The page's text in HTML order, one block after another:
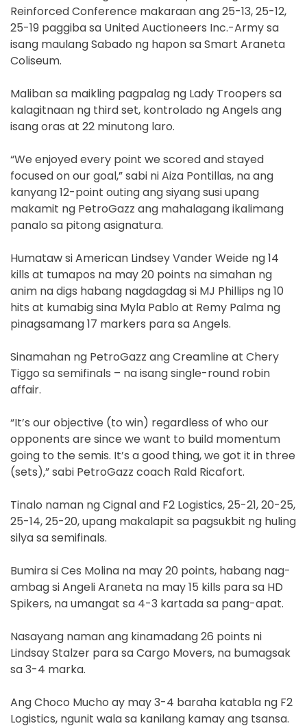
Reinforced Conference makaraan ang 25-13, 25-12,
25-19 paggiba sa United Auctioneers Inc.-Army sa
isang maulang Sabado ng hapon sa Smart Araneta
Coliseum.
Maliban sa maikling pagpalag ng Lady Troopers sa
kalagitnaan ng third set, kontrolado ng Angels ang
isang oras at 22 minutong laro.
“We enjoyed every point we scored and stayed
focused on our goal,” sabi ni Aiza Pontillas, na ang
kanyang 12-point outing ang siyang susi upang
makamit ng PetroGazz ang mahalagang ikalimang
panalo sa pitong asignatura.
Humataw si American Lindsey Vander Weide ng 14
kills at tumapos na may 20 points na simahan ng
anim na digs habang nagdagdag si MJ Phillips ng 10
hits at kumabig sina Myla Pablo at Remy Palma ng
pinagsamang 17 markers para sa Angels.
Sinamahan ng PetroGazz ang Creamline at Chery
Tiggo sa semifinals – na isang single-round robin
affair.
“It’s our objective (to win) regardless of who our
opponents are since we want to build momentum
going to the semis. It’s a good thing, we got it in three
(sets),” sabi PetroGazz coach Rald Ricafort.
Tinalo naman ng Cignal and F2 Logistics, 25-21, 20-25,
25-14, 25-20, upang makalapit sa pagsukbit ng huling
silya sa semifinals.
Bumira si Ces Molina na may 20 points, habang nag-
ambag si Angeli Araneta na may 15 kills para sa HD
Spikers, na umangat sa 4-3 kartada sa pang-apat.
Nasayang naman ang kinamadang 26 points ni
Lindsay Stalzer para sa Cargo Movers, na bumagsak
sa 3-4 marka.
Ang Choco Mucho ay may 3-4 baraha katabla ng F2
Logistics, ngunit wala sa kanilang kamay ang tsansa.